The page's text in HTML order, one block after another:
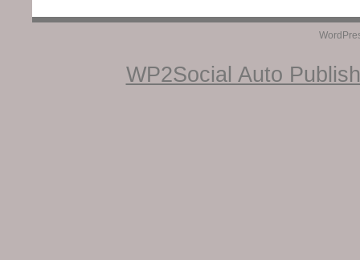
WP2Social Auto Publish